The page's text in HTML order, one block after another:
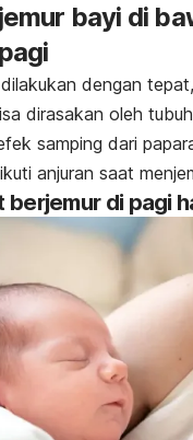
bayi di
dilakukan dengan
dirasakan oleh
samping dari
anjuran saat
berjemur di pagi